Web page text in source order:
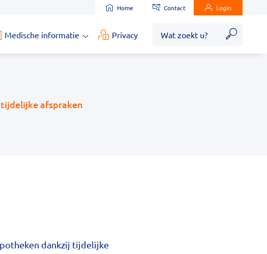
Home Contact Login
Medische informatie
informatie
Privacy
afspraken
dankzij tijdelijke